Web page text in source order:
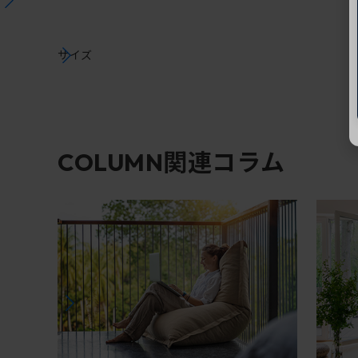
サイズ
COLUMN関連コラム